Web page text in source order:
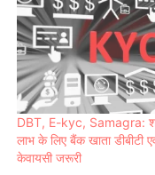
DBT, E-kyc, Samagra:
लाभ के लिए बैंक खाता डीबीटी
केवायसी जरूरी